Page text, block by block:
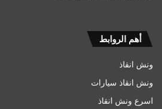
أهم الروابط
ونش انقاذ
ونش انقاذ سيارات
اسرع ونش انقاذ